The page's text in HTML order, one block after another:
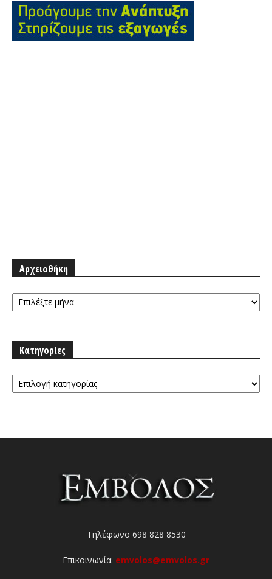
Αρχειοθήκη
Αρχειοθήκη
Κατηγορίες
Κατηγορίες
Τηλέφωνο 698 828 8530
Επικοινωνία: emvolos@emvolos.gr